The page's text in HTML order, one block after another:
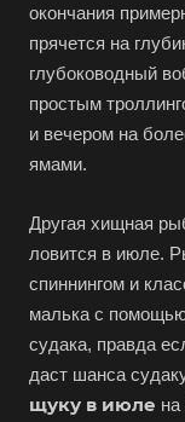
окончания
прячется на
глубоководный
простым
и вечером на
ямами.
Другая хищная
ловится в июле.
спиннингом и
малька с
судака, правда
даст шанса
щуку в июле